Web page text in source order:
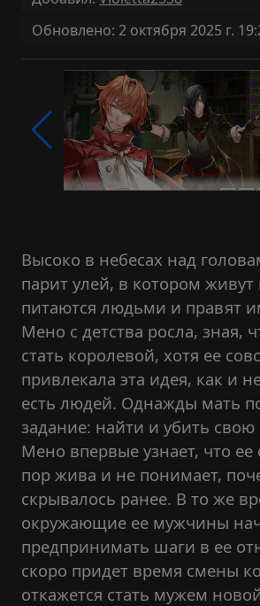
Обновлено: 2 октября 2025 г.
Высоко в небесах над
парит улей, в котором
питаются людьми и правят
Мено с детства росла, зная,
стать королевой, хотя ее
привлекала эта идея, как и
есть людей. Однажды мать
задание: найти и убить свою
Мено впервые узнает, что ее
пор жива и не понимает,
скрывалось ранее. В то же
окружающие ее мужчины
предпринимать шаги в ее
скоро придет время смены
откажется стать мужем